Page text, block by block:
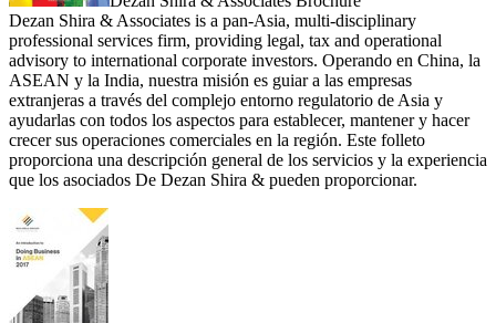
Dezan Shira & Associates is a pan-Asia, multi-disciplinary
professional services firm, providing legal, tax and operational
advisory to international corporate investors. Operando en China, la
ASEAN y la India, nuestra misión es guiar a las empresas
extranjeras a través del complejo entorno regulatorio de Asia y
ayudarlas con todos los aspectos para establecer, mantener y hacer
crecer sus operaciones comerciales en la región. Este folleto
proporciona una descripción general de los servicios y la experiencia
que los asociados De Dezan Shira & pueden proporcionar.